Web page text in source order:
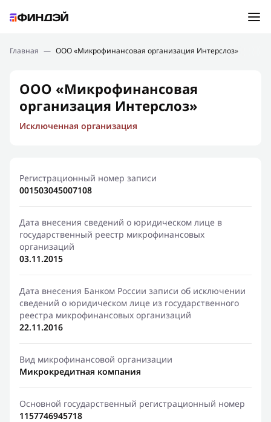
Подбор займа
Новости
Финансовое просвещение
Главная — ООО «Микрофинансовая организация Интерслоз»
ООО «Микрофинансовая
организация Интерслоз»
Исключенная организация
Регистрационный номер записи
001503045007108
Дата внесения сведений о юридическом лице в
государственный реестр микрофинансовых
организаций
03.11.2015
Дата внесения Банком России записи об исключении
сведений о юридическом лице из государственного
реестра микрофинансовых организаций
22.11.2016
Вид микрофинансовой организации
Микрокредитная компания
Основной государственный регистрационный номер
1157746945718
Ошибка:Контактная форма не найдена.
Спасибо, что написали нам
Мы свяжемся с Вами в ближайшее время и сообщим
результат
Отправить новый запрос